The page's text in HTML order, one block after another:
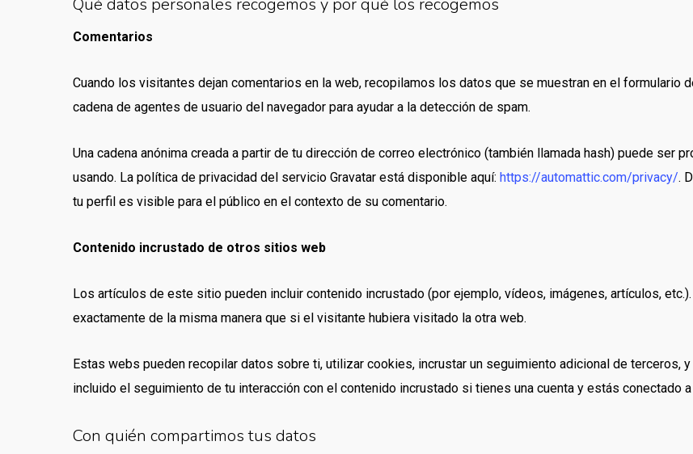
Qué datos personales recogemos y por qué los recogemos
Comentarios
Cuando los visitantes dejan comentarios en la web, recopilamos los datos que se muestran en el formulario
cadena de agentes de usuario del navegador para ayudar a la detección de spam.
Una cadena anónima creada a partir de tu dirección de correo electrónico (también llamada hash) puede ser
usando. La política de privacidad del servicio Gravatar está disponible aquí:https://automattic.com/privacy/.
tu perfil es visible para el público en el contexto de su comentario.
Contenido incrustado de otros sitios web
Los artículos de este sitio pueden incluir contenido incrustado (por ejemplo, vídeos, imágenes, artículos,
exactamente de la misma manera que si el visitante hubiera visitado la otra web.
Estas webs pueden recopilar datos sobre ti, utilizar cookies, incrustar un seguimiento adicional de terceros,
incluido el seguimiento de tu interacción con el contenido incrustado si tienes una cuenta y estás conectado
Con quién compartimos tus datos